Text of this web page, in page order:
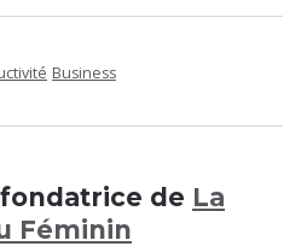
Business
de La
Féminin